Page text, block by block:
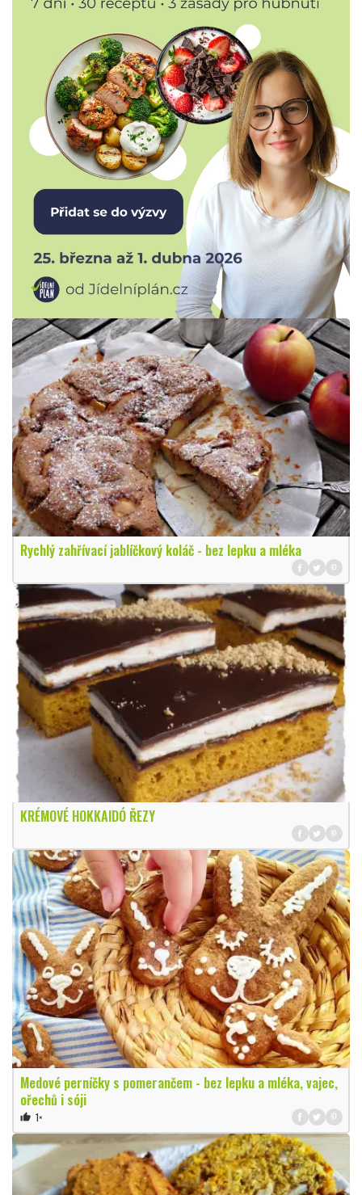
Rychlý zahřívací jablíčkový koláč - bez lepku a mléka
KRÉMOVÉ HOKKAIDÓ ŘEZY
Medové perníčky s pomerančem - bez lepku a mléka, vajec,
ořechů i sóji
thumb_up 1×